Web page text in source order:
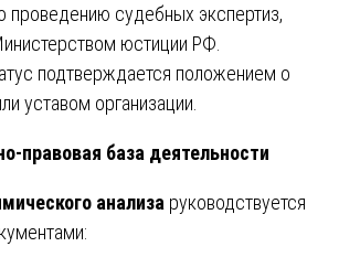
проведению судебных экспертиз,
юстиции РФ.
подтверждается положением о
уставом организации.
правовая база деятельности
анализа руководствуется